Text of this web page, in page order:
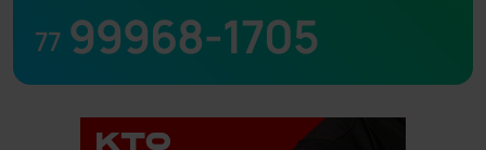
77 99968-1705